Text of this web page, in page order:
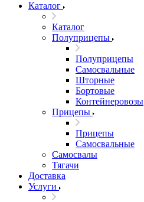
Каталог
Каталог
Полуприцепы
Полуприцепы
Самосвальные
Шторные
Бортовые
Контейнеровозы
Прицепы
Прицепы
Самосвальные
Самосвалы
Тягачи
Доставка
Услуги